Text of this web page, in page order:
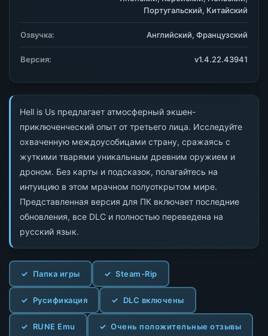
Hell is Us предлагает атмосферный экшен-
приключенческий опыт от третьего лица. Исследуйте
охваченную междоусобицами страну, сражаясь с
жуткими тварями уникальным древним оружием и
дроном. Без карты и подсказок, полагайтесь на
интуицию в этом мрачном полуоткрытом мире.
Представленная версия для ПК включает последние
обновления, все DLC и полностью переведена на
русский язык.
Папка игры Steam-Rip
Русификация DLC включены
RUNE Emu Очень положительные отзывы
Португальский, Китайский
Озвучка: Английский, Французский
Версия: v1.4.22.43941